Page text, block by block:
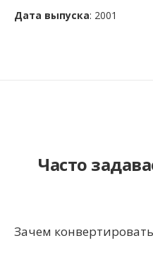
Дата выпуска: 2001
Часто
Зачем конвертировать